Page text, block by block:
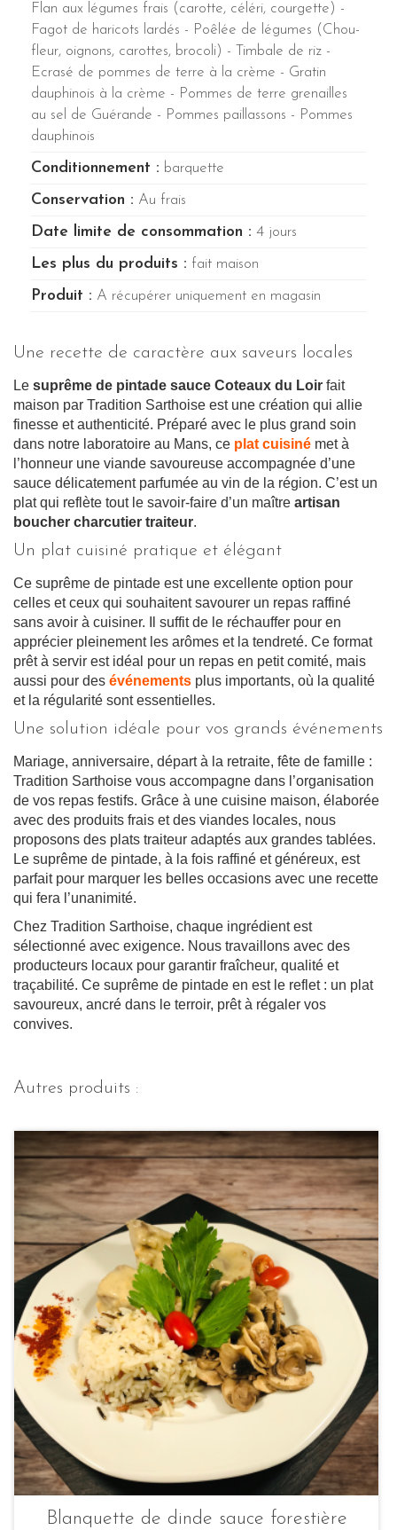
Flan aux légumes frais (carotte, céléri, courgette) -
Fagot de haricots lardés - Poêlée de légumes (Chou-
fleur, oignons, carottes, brocoli) - Timbale de riz -
Ecrasé de pommes de terre à la crème - Gratin
dauphinois à la crème - Pommes de terre grenailles
au sel de Guérande - Pommes paillassons - Pommes
dauphinois
Conditionnement : barquette
Conservation : Au frais
Date limite de consommation : 4 jours
Les plus du produits : fait maison
Produit : A récupérer uniquement en magasin
Une recette de caractère aux saveurs locales
Le suprême de pintade sauce Coteaux du Loir fait
maison par Tradition Sarthoise est une création qui allie
finesse et authenticité. Préparé avec le plus grand soin
dans notre laboratoire au Mans, ce plat cuisiné met à
l’honneur une viande savoureuse accompagnée d’une
sauce délicatement parfumée au vin de la région. C’est un
plat qui reflète tout le savoir-faire d’un maître artisan
boucher charcutier traiteur.
Un plat cuisiné pratique et élégant
Ce suprême de pintade est une excellente option pour
celles et ceux qui souhaitent savourer un repas raffiné
sans avoir à cuisiner. Il suffit de le réchauffer pour en
apprécier pleinement les arômes et la tendreté. Ce format
prêt à servir est idéal pour un repas en petit comité, mais
aussi pour des événements plus importants, où la qualité
et la régularité sont essentielles.
Une solution idéale pour vos grands événements
Mariage, anniversaire, départ à la retraite, fête de famille :
Tradition Sarthoise vous accompagne dans l’organisation
de vos repas festifs. Grâce à une cuisine maison, élaborée
avec des produits frais et des viandes locales, nous
proposons des plats traiteur adaptés aux grandes tablées.
Le suprême de pintade, à la fois raffiné et généreux, est
parfait pour marquer les belles occasions avec une recette
qui fera l’unanimité.
Chez Tradition Sarthoise, chaque ingrédient est
sélectionné avec exigence. Nous travaillons avec des
producteurs locaux pour garantir fraîcheur, qualité et
traçabilité. Ce suprême de pintade en est le reflet : un plat
savoureux, ancré dans le terroir, prêt à régaler vos
convives.
Autres produits :
Blanquette de dinde sauce forestière